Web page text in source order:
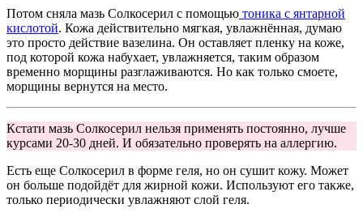
Потом сняла мазь Солкосерил с помощью тоника с янтарной
кислотой. Кожа действительно мягкая, увлажнённая, думаю
это просто действие вазелина. Он оставляет пленку на коже,
под которой кожа набухает, увлажняется, таким образом
временно морщины разглаживаются. Но как только смоете,
морщины вернутся на место.
Кстати мазь Солкосерил нельзя применять постоянно, лучше
курсами 20-30 дней. И обязательно проверять на аллергию.
Есть еще Солкосерил в форме геля, но он сушит кожу. Может
он больше подойдёт для жирной кожи. Используют его также,
только периодически увлажняют слой геля.